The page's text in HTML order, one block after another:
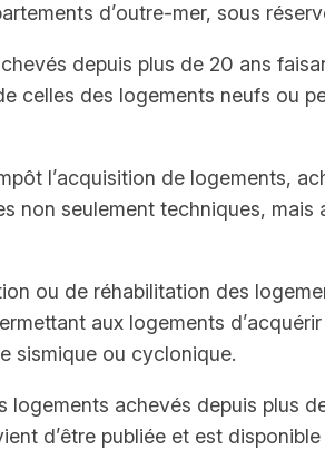
d’outre-mer, sous
depuis plus de 20 ans
celles des logements neufs ou
l’acquisition de logements,
non seulement techniques,
ou de réhabilitation des
aux logements
sismique ou cyclonique.
achevés depuis plus
d’être publiée et est disponible